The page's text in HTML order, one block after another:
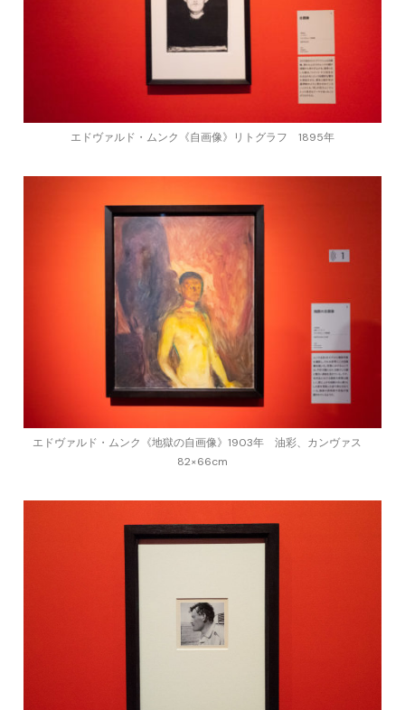
エドヴァルド・ムンク《自画像》リトグラフ 1895年
エドヴァルド・ムンク《地獄の自画像》1903年 油彩、カンヴァス
82×66cm